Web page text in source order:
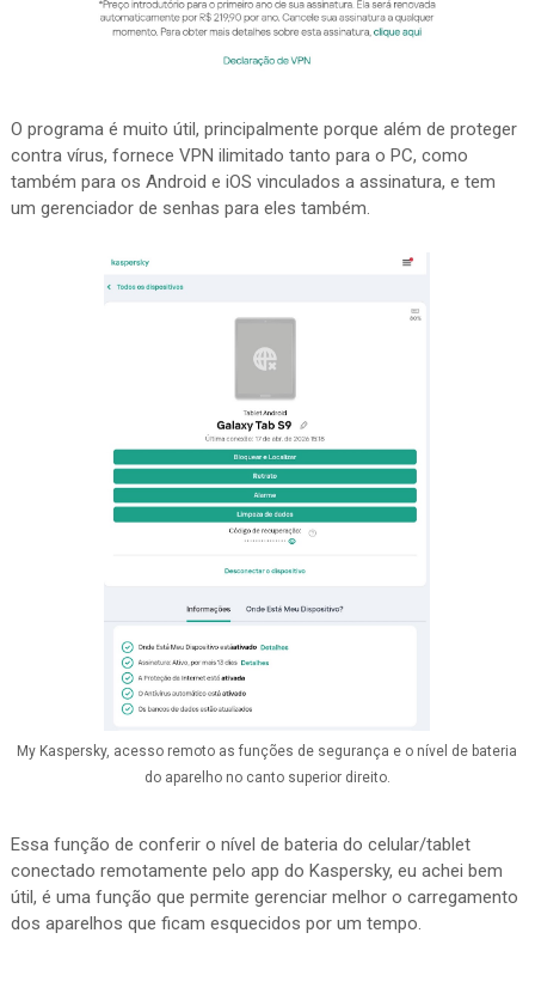
O programa é muito útil, principalmente porque além de proteger
contra vírus, fornece VPN ilimitado tanto para o PC, como
também para os Android e iOS vinculados a assinatura, e tem
um gerenciador de senhas para eles também.
My Kaspersky, acesso remoto as funções de segurança e o nível de bateria
do aparelho no canto superior direito.
Essa função de conferir o nível de bateria do celular/tablet
conectado remotamente pelo app do Kaspersky, eu achei bem
útil, é uma função que permite gerenciar melhor o carregamento
dos aparelhos que ficam esquecidos por um tempo.